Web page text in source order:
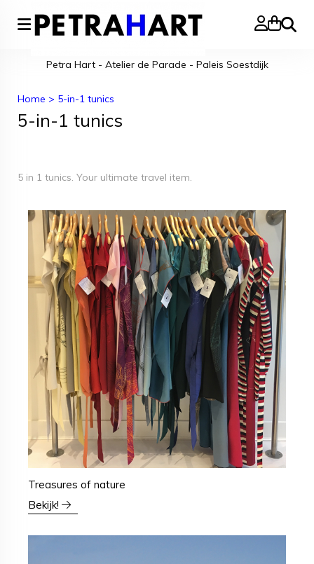
Zoeken
Petra Hart - Atelier de Parade - Paleis Soestdijk
Home > 5-in-1 tunics
5-in-1 tunics
5 in 1 tunics. Your ultimate travel item.
Treasures of nature
Bekijk!